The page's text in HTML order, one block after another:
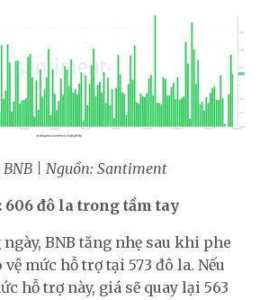
| Nguồn: Santiment
606 đô la trong tầm tay
BNB tăng nhẹ sau khi phe
mức hỗ trợ tại 573 đô la. Nếu
hỗ trợ này, giá sẽ quay lại 563